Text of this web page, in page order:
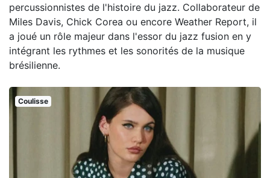
percussionnistes de l'histoire du jazz. Collaborateur de
Miles Davis, Chick Corea ou encore Weather Report, il
a joué un rôle majeur dans l'essor du jazz fusion en y
intégrant les rythmes et les sonorités de la musique
brésilienne.
Coulisse